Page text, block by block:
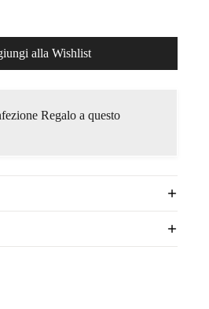
alla Wishlist
Regalo a questo